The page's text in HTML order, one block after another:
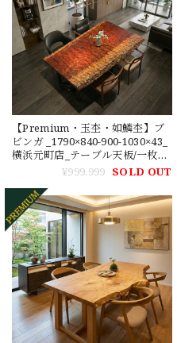
【Premium・玉杢・如鱗杢】ブ
ビンガ _1790×840-900-1030×43_
横浜元町店_テーブル天板/一枚板
¥999,999 SOLD OUT